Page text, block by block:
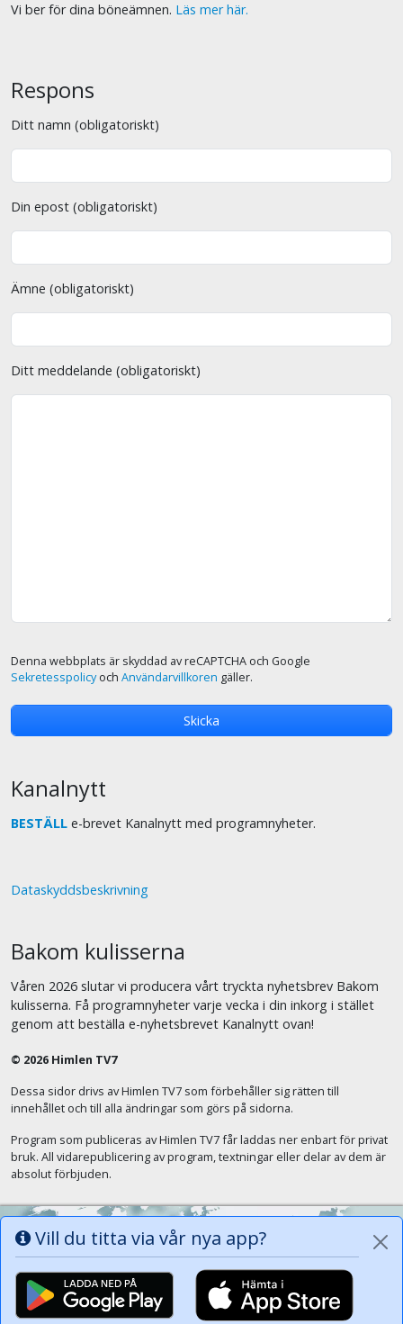
Vi ber för dina böneämnen. Läs mer här.
Respons
Ditt namn (obligatoriskt)
Din epost (obligatoriskt)
Ämne (obligatoriskt)
Ditt meddelande (obligatoriskt)
Denna webbplats är skyddad av reCAPTCHA och Google
Sekretesspolicyoch Användarvillkoren gäller.
Kanalnytt
BESTÄLL e-brevet Kanalnytt med programnyheter.
Dataskyddsbeskrivning
Bakom kulisserna
Våren 2026 slutar vi producera vårt tryckta nyhetsbrev Bakom
kulisserna. Få programnyheter varje vecka i din inkorg i stället
genom att beställa e-nyhetsbrevet Kanalnytt ovan!
Vill du titta via vår nya app?
© 2026 Himlen TV7
Dessa sidor drivs av Himlen TV7 som förbehåller sig rätten till
innehållet och till alla ändringar som görs på sidorna.
Program som publiceras av Himlen TV7 får laddas ner enbart för privat
bruk. All vidarepublicering av program, textningar eller delar av dem är
absolut förbjuden.
Alla tungor ska bekänna att Jesus Kristus
är Herren, Gud Fadern till ära. (Fil 2:11)